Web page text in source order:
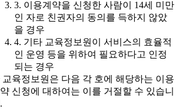
3. 이용계약을 신청한 사람이 14세 미만
인 자로 친권자의 동의를 득하지 않았
을 경우
4. 기타 교육정보원이 서비스의 효율적
인 운영 등을 위하여 필요하다고 인정
되는 경우
육정보원은 다음 각 호에 해당하는 이용
신청에 대하여는 이를 거절할 수 있습니